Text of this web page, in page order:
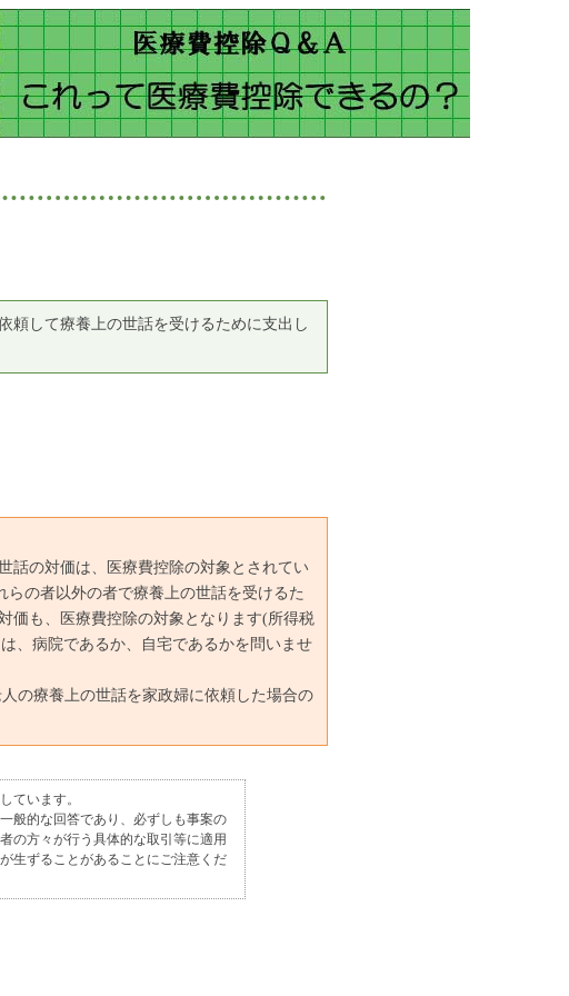
頼して療養上の世話を受けるために支出し
話の対価は、医療費控除の対象とされてい
らの者以外の者で療養上の世話を受けるた
価も、医療費控除の対象となります(所得税
、病院であるか、自宅であるかを問いませ
の療養上の世話を家政婦に依頼した場合の
ています。
般的な回答であり、必ずしも事案の
の方々が行う具体的な取引等に適用
生ずることがあることにご注意くだ